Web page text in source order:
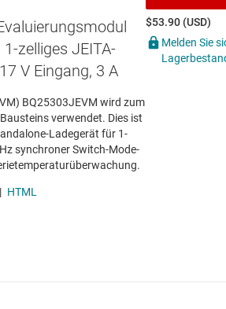
zelliges JEITA-
V Eingang, 3 A
BQ25303JEVM wird zum
verwendet. Dies ist
Ladegerät für 1-
synchroner Switch-Mode-
| HTML
$53.90 (USD)
Melden Sie